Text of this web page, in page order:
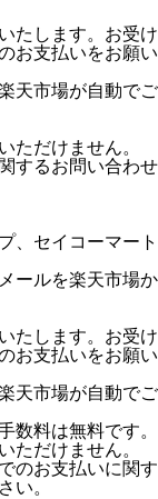
たします。お受け
お支払いをお願い
天市場が自動でご
ただけません。
するお問い合わせ
、セイコーマート
ールを楽天市場か
たします。お受け
お支払いをお願い
天市場が自動でご
数料は無料です。
ただけません。
のお支払いに関す
い。